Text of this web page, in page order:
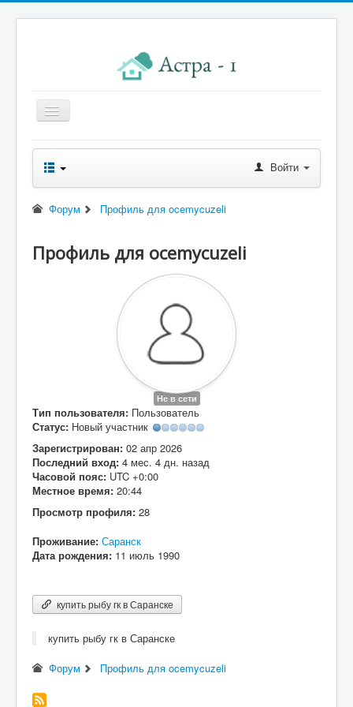
Главная
Новости правления
Начисления к оплате
Реквизиты
Войти
Форум Профиль для ocemycuzeli
Профиль для ocemycuzeli
Не в сети
Тип пользователя: Пользователь
Статус: Новый участник
Зарегистрирован: 02 апр 2026
Последний вход: 4 мес. 4 дн. назад
Часовой пояс: UTC +0:00
Местное время: 20:44
Просмотр профиля: 28
Проживание: Саранск
Дата рождения: 11 июль 1990
купить рыбу гк в Саранске
купить рыбу гк в Саранске
Форум
Профиль для ocemycuzeli